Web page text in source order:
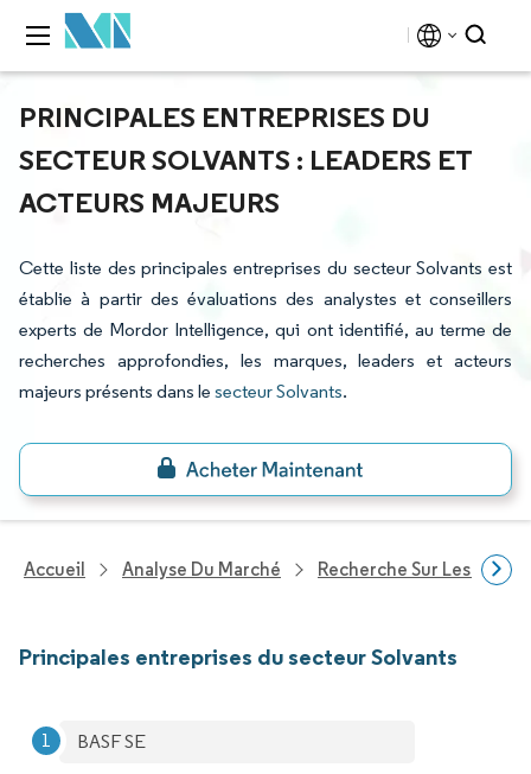
PRINCIPALES ENTREPRISES DU
SECTEUR SOLVANTS : LEADERS ET
ACTEURS MAJEURS
Cette liste des principales entreprises du secteur Solvants est
établie à partir des évaluations des analystes et conseillers
experts de Mordor Intelligence, qui ont identifié, au terme de
recherches approfondies, les marques, leaders et acteurs
majeurs présents dans le secteur Solvants.
Accueil Analyse Du Marché Recherche Sur Les
Principales entreprises du secteur Solvants
BASF SE